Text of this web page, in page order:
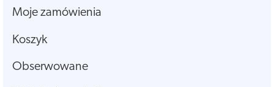
Moje zamówienia
Koszyk
Obserwowane